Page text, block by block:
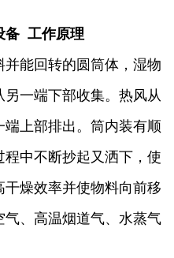
备 工作原理
能回转的圆筒体，湿物
一端下部收集。热风从
上部排出。筒内装有顺
中不断抄起又洒下，使
燥效率并使物料向前移
、高温烟道气、水蒸气